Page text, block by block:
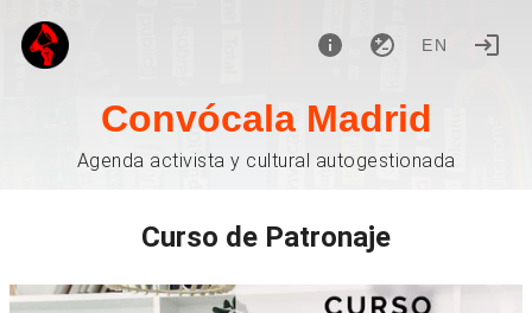
EN
Convócala Madrid
Agenda activista y cultural autogestionada
Curso de Patronaje